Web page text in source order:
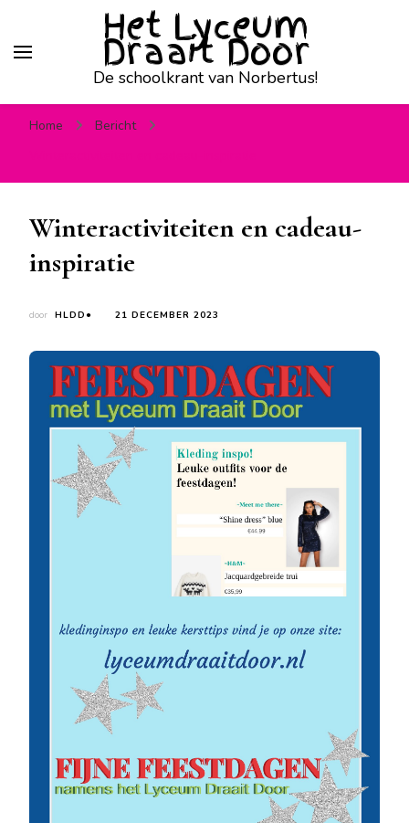
Het Lyceum
Draait Door
De schoolkrant van Norbertus!
Home
Bericht
Winteractiviteiten en cadeau-
inspiratie
door HLDD● 21 DECEMBER 2023